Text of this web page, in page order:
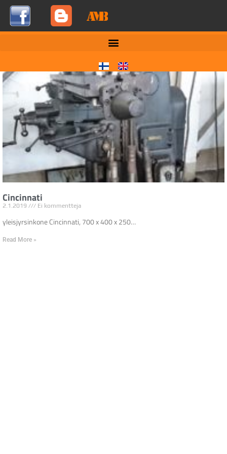
Cincinnati
2.1.2019 Ei kommentteja
yleisjyrsinkone Cincinnati, 700 x 400 x 250…
Read More »